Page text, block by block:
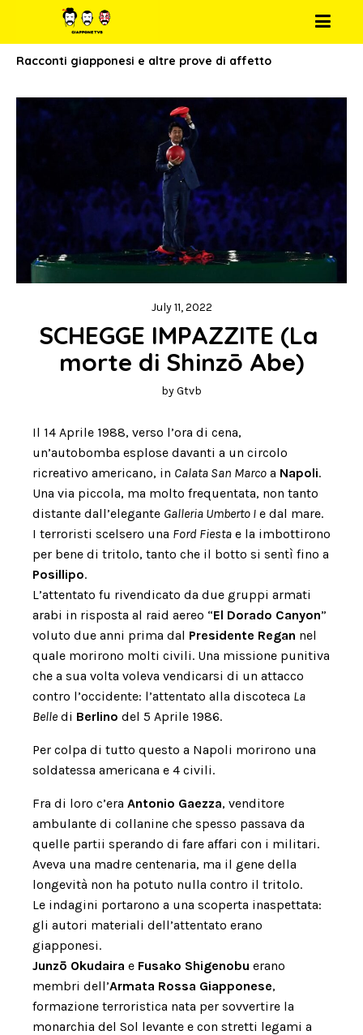
Racconti giapponesi e altre prove di affetto
July 11, 2022
SCHEGGE IMPAZZITE (La
morte di Shinzō Abe)
byGtvb
Il 14 Aprile 1988, verso l’ora di cena,
un’autobomba esplose davanti a un circolo
ricreativo americano, in Calata San Marco a Napoli.
Una via piccola, ma molto frequentata, non tanto
distante dall’elegante Galleria Umberto I e dal mare.
I terroristi scelsero una Ford Fiesta e la imbottirono
per bene di tritolo, tanto che il botto si sentì fino a
Posillipo.
L’attentato fu rivendicato da due gruppi armati
arabi in risposta al raid aereo “El Dorado Canyon”
voluto due anni prima dal Presidente Regan nel
quale morirono molti civili. Una missione punitiva
che a sua volta voleva vendicarsi di un attacco
contro l’occidente: l’attentato alla discoteca La
Belle di Berlino del 5 Aprile 1986.
Per colpa di tutto questo a Napoli morirono una
soldatessa americana e 4 civili.
Fra di loro c’era Antonio Gaezza, venditore
ambulante di collanine che spesso passava da
quelle partii sperando di fare affari con i militari.
Aveva una madre centenaria, ma il gene della
longevità non ha potuto nulla contro il tritolo.
Le indagini portarono a una scoperta inaspettata:
gli autori materiali dell’attentato erano
giapponesi.
Junzō Okudaira e Fusako Shigenobu erano
membri dell’Armata Rossa Giapponese,
formazione terroristica nata per sovvertire la
monarchia del Sol levante e con stretti legami a